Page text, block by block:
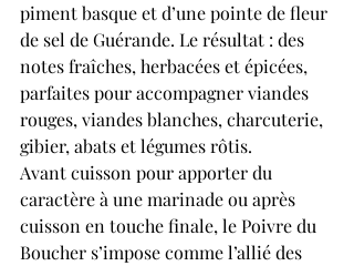
piment basque et d’une pointe de fleur
de sel de Guérande. Le résultat : des
notes fraîches, herbacées et épicées,
parfaites pour accompagner viandes
rouges, viandes blanches, charcuterie,
gibier, abats et légumes rôtis.
Avant cuisson pour apporter du
caractère à une marinade ou après
cuisson en touche finale, le Poivre du
Boucher s’impose comme l’allié des